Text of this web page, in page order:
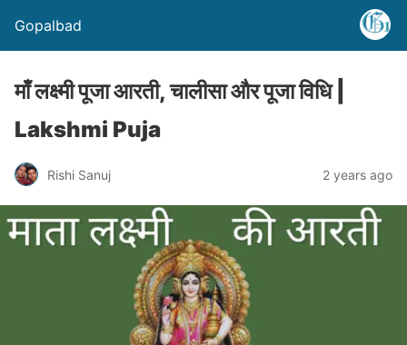
Gopalbad
माँ लक्ष्मी पूजा आरती, चालीसा और पूजा विधि |
Lakshmi Puja
Rishi Sanuj 2 years ago